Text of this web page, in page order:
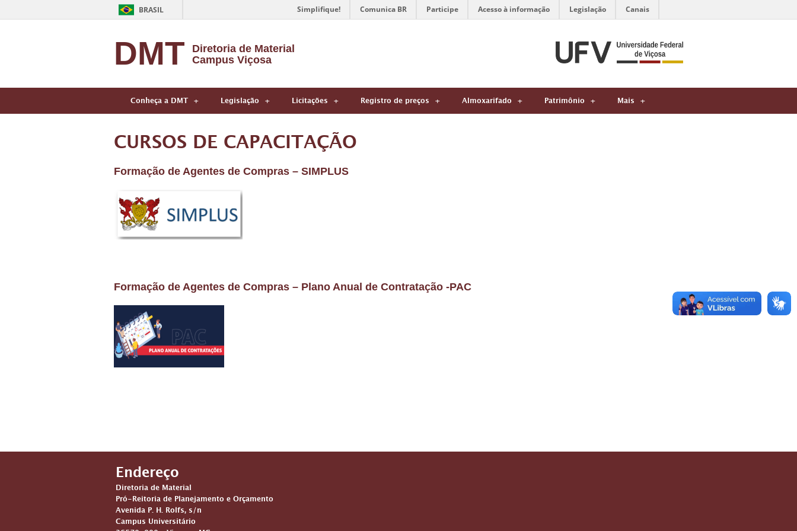
BRASIL Simplifique! Comunica BR Participe Acesso à informação Legislação Canais
DMT
Diretoria de Material
Campus Viçosa
Conheça a DMT Legislação Licitações Registro de preços Almoxarifado Patrimônio Mais
CURSOS DE CAPACITAÇÃO
Formação de Agentes de Compras – SIMPLUS
Formação de Agentes de Compras – Plano Anual de Contratação -PAC
Endereço
Diretoria de Material
Pró-Reitoria de Planejamento e Orçamento
Avenida P. H. Rolfs, s/n
Campus Universitário